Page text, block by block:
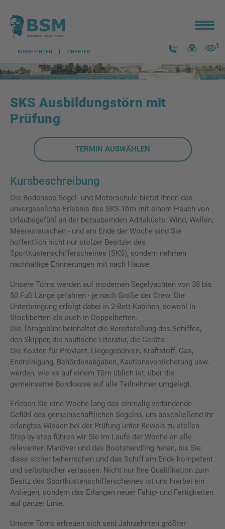
KURSE FINDEN CHARTER
1
SKS Ausbildungstörn mit
Prüfung
TERMIN AUSWÄHLEN
Kursbeschreibung
Die Bodensee Segel- und Motorschule bietet Ihnen das
unvergessliche Erlebnis des SKS-Törn mit einem Hauch von
Urlaubsgefühl an der bezaubernden Adriaküste: Wind, Wellen,
Meeresrauschen - und am Ende der Woche sind Sie
hoffentlich nicht nur stolzer Besitzer des
Sportküstenschifferscheines (SKS), sondern nehmen
nachhaltige Erinnerungen mit nach Hause.
Unsere Törns werden auf modernen Segelyachten von 38 bis
50 Fuß Länge gefahren - je nach Größe der Crew. Die
Unterbringung erfolgt dabei in 2-Bett-Kabinen, sowohl in
Stockbetten als auch in Doppelbetten.
Die Törngebühr beinhaltet die Bereitstellung des Schiffes,
den Skipper, die nautische Literatur, die Geräte.
Die Kosten für Proviant, Liegegebühren, Kraftstoff, Gas,
Endreinigung, Behördenabgaben, Kautionsversicherung usw.
werden, wie es auf einem Törn üblich ist, über die
gemeinsame Bordkasse auf alle Teilnehmer umgelegt.
Erleben Sie eine Woche lang das einmalig verbindende
Gefühl des gemeinschaftlichen Segelns, um abschließend Ihr
erlangtes Wissen bei der Prüfung unter Beweis zu stellen.
Step-by-step führen wir Sie im Laufe der Woche an alle
relevanten Manöver und das Bootshandling heran, bis Sie
diese sicher beherrschen und das Schiff am Ende kompetent
und selbstsicher verlassen. Nicht nur Ihre Qualifikation zum
Besitz des Sportküstenschifferscheines ist uns hierbei ein
Anliegen, sondern das Erlangen neuer Fähig- und Fertigkeiten
auf ganzer Linie.
Unsere Törns erfreuen sich seid Jahrzehnten größter